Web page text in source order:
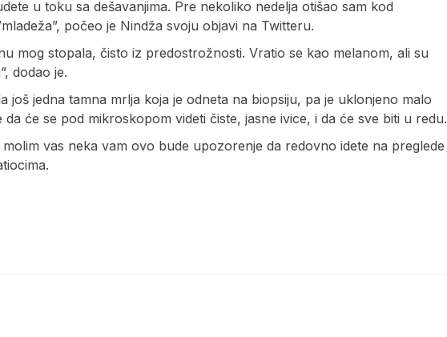
u toku sa dešavanjima. Pre nekoliko nedelja otišao sam kod
počeo je Nindža svoju objavi na Twitteru.
mog stopala, čisto iz predostrožnosti. Vratio se kao melanom, ali su
dodao je.
još jedna tamna mrlja koja je odneta na biopsiju, pa je uklonjeno malo
će se pod mikroskopom videti čiste, jasne ivice, i da će sve biti u redu.
vas neka vam ovo bude upozorenje da redovno idete na preglede